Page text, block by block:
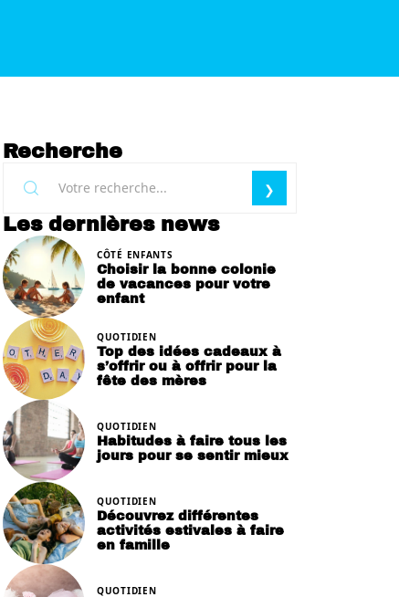
Recherche
Les dernières news
CÔTÉ ENFANTS
Choisir la bonne colonie
de vacances pour votre
enfant
QUOTIDIEN
Top des idées cadeaux à
s’offrir ou à offrir pour la
fête des mères
QUOTIDIEN
Habitudes à faire tous les
jours pour se sentir mieux
QUOTIDIEN
Découvrez différentes
activités estivales à faire
en famille
QUOTIDIEN